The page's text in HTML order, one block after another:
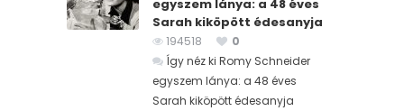
egyszem lánya: a 48 éves
Sarah kiköpött édesanyja
194518
0
Így néz ki Romy Schneider
egyszem lánya: a 48 éves
Sarah kiköpött édesanyja